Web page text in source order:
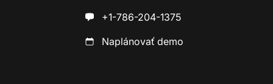
+1-786-204-1375
Naplánovať demo